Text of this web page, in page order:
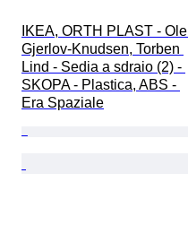
IKEA, ORTH PLAST - Ole
Gjerlov-Knudsen, Torben
Lind - Sedia a sdraio (2) -
SKOPA - Plastica, ABS -
Era Spaziale